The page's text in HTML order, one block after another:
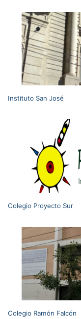
Instituto San José
Colegio Proyecto Sur
Colegio Ramón Falcón